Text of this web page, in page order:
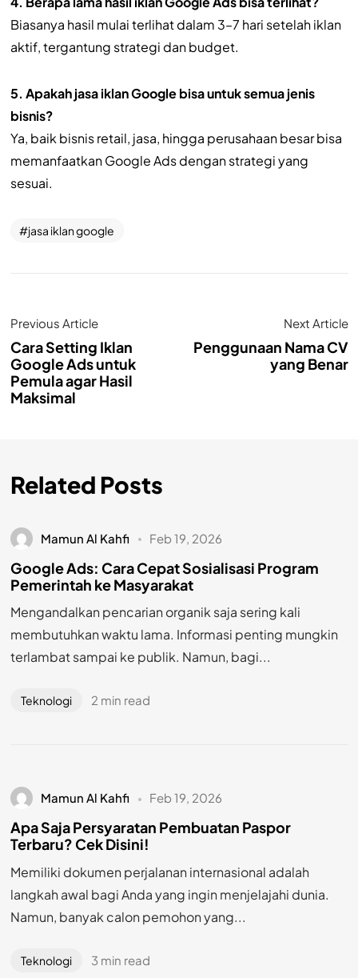
Biasanya hasil mulai terlihat dalam 3–7 hari setelah iklan
aktif, tergantung strategi dan budget.
5. Apakah jasa iklan Google bisa untuk semua jenis
bisnis?
Ya, baik bisnis retail, jasa, hingga perusahaan besar bisa
memanfaatkan Google Ads dengan strategi yang
sesuai.
jasa iklan google
Previous Article
Cara Setting Iklan
Google Ads untuk
Pemula agar Hasil
Maksimal
Next Article
Penggunaan Nama CV
yang Benar
Related Posts
Mamun Al Kahfi Feb 19, 2026
Google Ads: Cara Cepat Sosialisasi Program
Pemerintah ke Masyarakat
Mengandalkan pencarian organik saja sering kali
membutuhkan waktu lama. Informasi penting mungkin
terlambat sampai ke publik. Namun, bagi...
Teknologi 2 min read
Mamun Al Kahfi Feb 19, 2026
Apa Saja Persyaratan Pembuatan Paspor
Terbaru? Cek Disini!
Memiliki dokumen perjalanan internasional adalah
langkah awal bagi Anda yang ingin menjelajahi dunia.
Namun, banyak calon pemohon yang...
Teknologi 3 min read